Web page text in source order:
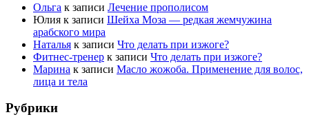
Ольга к записи Лечение прополисом
Юлия к записи Шейха Моза — редкая жемчужина
арабского мира
Наталья к записи Что делать при изжоге?
Фитнес-тренер к записи Что делать при изжоге?
Марина к записи Масло жожоба. Применение для волос,
лица и тела
Рубрики